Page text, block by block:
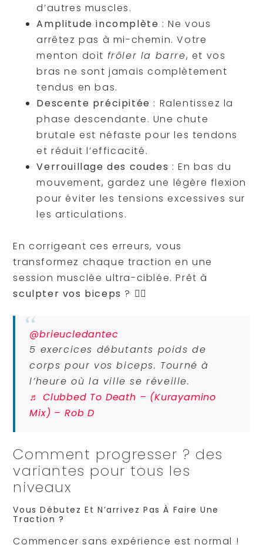
d’autres muscles.
Amplitude incomplète : Ne vous
arrêtez pas à mi-chemin. Votre
menton doit frôler la barre, et vos
bras ne sont jamais complètement
tendus en bas.
Descente précipitée : Ralentissez la
phase descendante. Une chute
brutale est néfaste pour les tendons
et réduit l’efficacité.
Verrouillage des coudes : En bas du
mouvement, gardez une légère flexion
pour éviter les tensions excessives sur
les articulations.
En corrigeant ces erreurs, vous
transformez chaque traction en une
session musclée ultra-ciblée. Prêt à
sculpter vos biceps ? 🏋️‍♂️
@brieucledantec
5 exercices débutants poids de
corps pour vos biceps. Tourné à
l’heure où la ville se réveille.
♬ Clubbed To Death – (Kurayamino
Mix) – Rob D
Comment progresser ? des
variantes pour tous les
niveaux
Vous Débutez Et N’arrivez Pas À Faire Une
Traction ?
Commencer sans expérience est normal !